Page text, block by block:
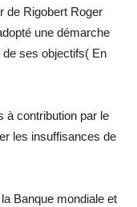
de Rigobert Roger
une démarche
de ses objectifs( En
à contribution par le
les insuffisances de
Banque mondiale et